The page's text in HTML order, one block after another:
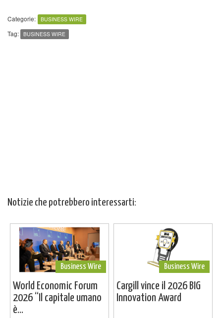
Categorie: BUSINESS WIRE
Tag: BUSINESS WIRE
Notizie che potrebbero interessarti:
Business Wire
World Economic Forum
2026 “Il capitale umano
è...
Business Wire
Cargill vince il 2026 BIG
Innovation Award